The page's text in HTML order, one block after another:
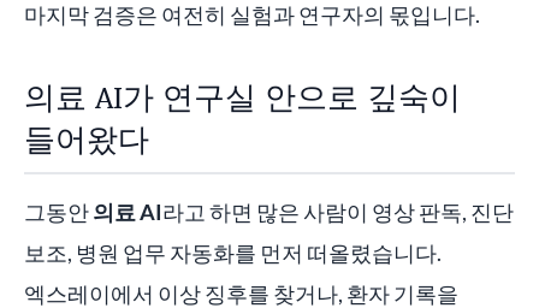
마지막 검증은 여전히 실험과 연구자의 몫입니다.
의료 AI가 연구실 안으로 깊숙이
들어왔다
그동안의료 AI라고 하면 많은 사람이 영상 판독, 진단
보조, 병원 업무 자동화를 먼저 떠올렸습니다.
엑스레이에서 이상 징후를 찾거나, 환자 기록을